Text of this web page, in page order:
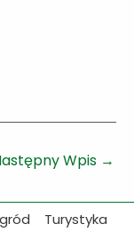
Wpis →
Turystyka